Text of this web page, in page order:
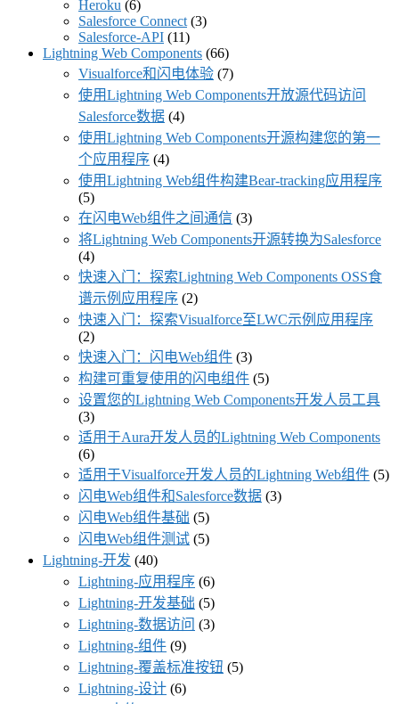
Heroku (6)
Salesforce Connect (3)
Salesforce-API (11)
Lightning Web Components (66)
Visualforce和闪电体验 (7)
使用Lightning Web Components开放源代码访问
Salesforce数据 (4)
使用Lightning Web Components开源构建您的第一
个应用程序 (4)
使用Lightning Web组件构建Bear-tracking应用程序
(5)
在闪电Web组件之间通信 (3)
将Lightning Web Components开源转换为Salesforce
(4)
快速入门：探索Lightning Web Components OSS食
谱示例应用程序 (2)
快速入门：探索Visualforce至LWC示例应用程序
(2)
快速入门：闪电Web组件 (3)
构建可重复使用的闪电组件 (5)
设置您的Lightning Web Components开发人员工具
(3)
适用于Aura开发人员的Lightning Web Components
(6)
适用于Visualforce开发人员的Lightning Web组件 (5)
闪电Web组件和Salesforce数据 (3)
闪电Web组件基础 (5)
闪电Web组件测试 (5)
Lightning-开发 (40)
Lightning-应用程序 (6)
Lightning-开发基础 (5)
Lightning-数据访问 (3)
Lightning-组件 (9)
Lightning-覆盖标准按钮 (5)
Lightning-设计 (6)